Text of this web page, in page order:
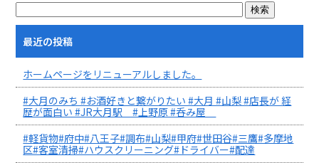
最近の投稿
ホームページをリニューアルしました。
#大月のみち #お酒好きと繋がりたい #大月 #山梨 #店長が 経
歴が面白い #JR大月駅 #上野原 #呑み屋
#軽貨物#府中#八王子#調布#山梨#甲府#世田谷#三鷹#多摩地
区#客室清掃#ハウスクリーニング#ドライバー#配達